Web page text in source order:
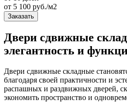
от 5 100 руб./м2
Заказать
Двери сдвижные
элегантность и
Двери сдвижные складные
благодаря своей практичности и
распашных и раздвижных дверей,
экономить пространство и